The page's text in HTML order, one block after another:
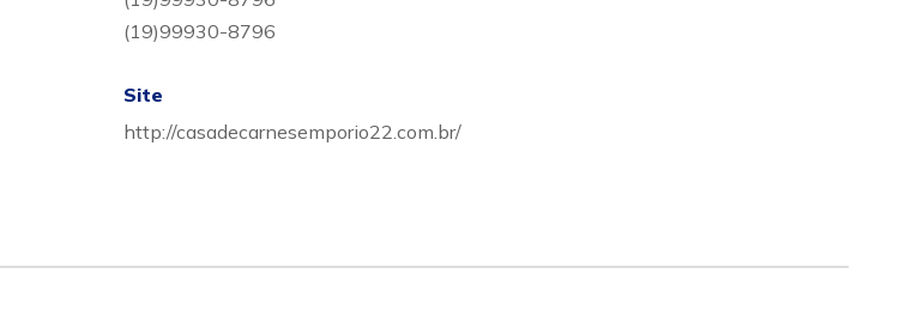
(19)99930-8796
Site
http://casadecarnesemporio22.com.br/